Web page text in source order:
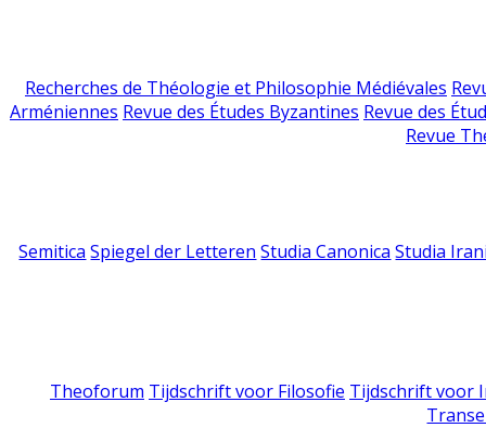
Recherches de Théologie et Philosophie Médiévales
Arméniennes Revue des Études Byzantines Revue des
Revue
Semitica Spiegel der Letteren Studia Canonica Studia
Theoforum Tijdschrift voor Filosofie Tijdschrift voor